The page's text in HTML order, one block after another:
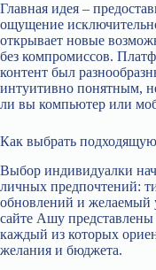
Главная идея –
ощущение
открывает новые
без компромиссов.
контент был
интуитивно понятным,
ли вы компьютер или
Как выбрать
Выбор индивидуалки
личных предпочтений:
обновлений и желаемый
сайте Ашу представлены
каждый из которых
желания и бюджета.